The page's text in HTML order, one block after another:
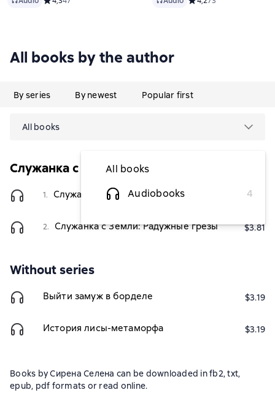
All books by the author
By series By newest Popular first
All books
All books
Audiobooks
4
Служанка с Земли
1. Служанка с Земли: Разбитые мечты $3.81
2. Служанка с Земли: Радужные грёзы $3.81
Without series
Выйти замуж в борделе $3.19
История лисы-метаморфа $3.19
Books by Сирена Селена can be downloaded in fb2, txt,
epub, pdf formats or read online.